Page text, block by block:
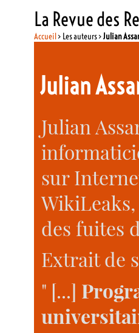
La Revue des
Accueil> Les auteurs >Julian
Julian
Julian
sur
des fuites
Extrait de
" [...]